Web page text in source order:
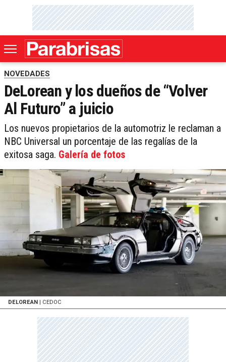
NOVEDADES
DeLorean y los dueños de “Volver
Al Futuro” a juicio
Los nuevos propietarios de la automotriz le reclaman a
NBC Universal un porcentaje de las regalías de la
exitosa saga. Galería de fotos
DELOREAN | CEDOC